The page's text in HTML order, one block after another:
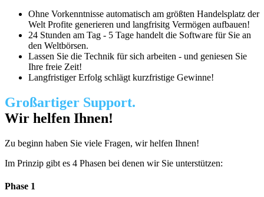
Ohne Vorkenntnisse automatisch am größten Handelsplatz der
Welt Profite generieren und langfrisitg Vermögen aufbauen!
24 Stunden am Tag - 5 Tage handelt die Software für Sie an
den Weltbörsen.
Lassen Sie die Technik für sich arbeiten - und geniesen Sie
Ihre freie Zeit!
Langfristiger Erfolg schlägt kurzfristige Gewinne!
Großartiger Support.
Wir helfen Ihnen!
Zu beginn haben Sie viele Fragen, wir helfen Ihnen!
Im Prinzip gibt es 4 Phasen bei denen wir Sie unterstützen:
Phase 1